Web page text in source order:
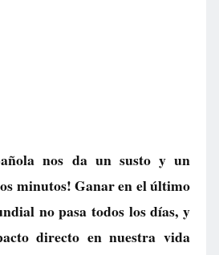
nos da un susto y un
minutos! Ganar en el último
no pasa todos los días, y
directo en nuestra vida